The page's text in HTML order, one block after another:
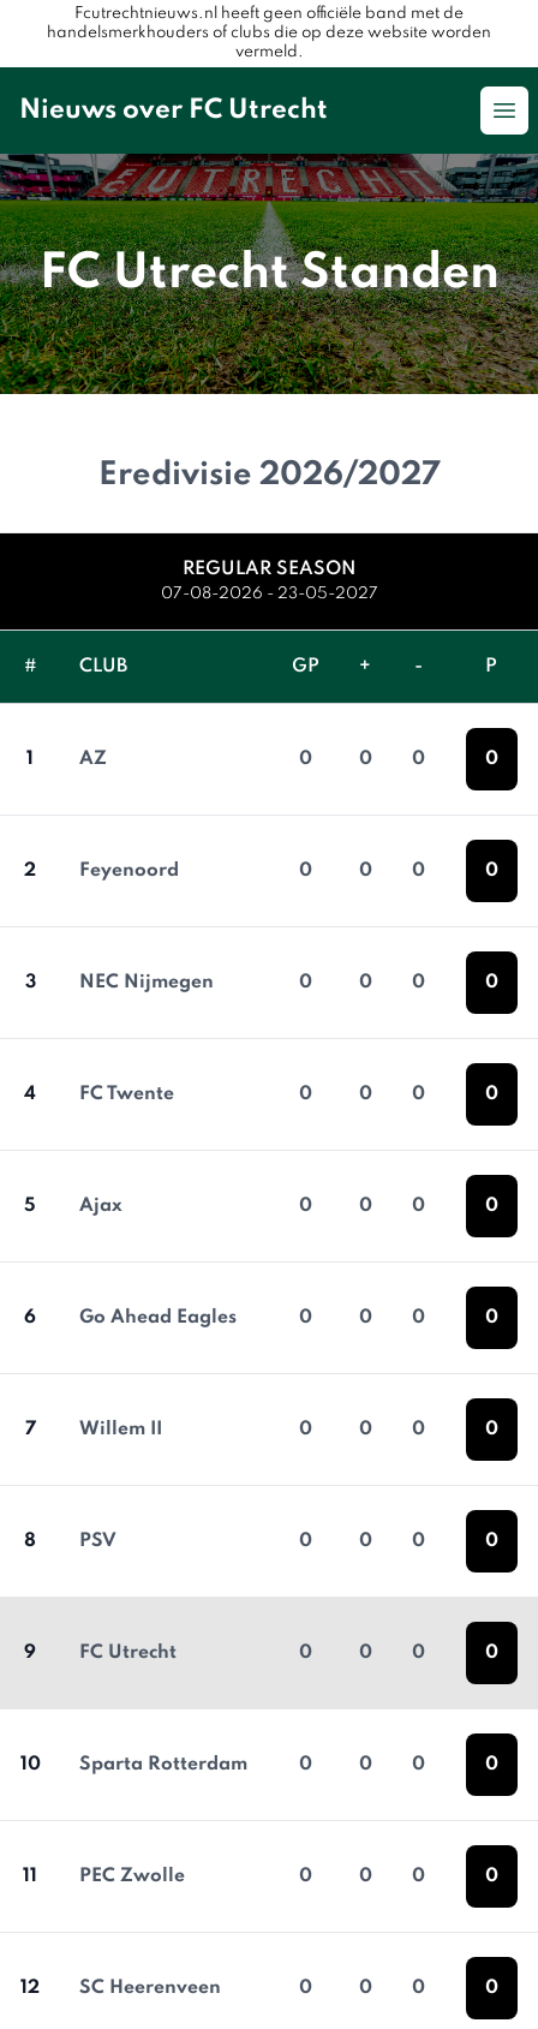
Fcutrechtnieuws.nl heeft geen officiële band met de
handelsmerkhouders of clubs die op deze website worden
vermeld.
Nieuws over FC Utrecht
FC Utrecht Standen
Eredivisie 2026/2027
REGULAR SEASON
07-08-2026 - 23-05-2027
# CLUB GP + - P
1 AZ 0 0 0 0
2 Feyenoord 0 0 0 0
3 NEC Nijmegen 0 0 0 0
4 FC Twente 0 0 0 0
5 Ajax 0 0 0 0
6 Go Ahead Eagles 0 0 0 0
7 Willem II 0 0 0 0
8 PSV 0 0 0 0
9 FC Utrecht 0 0 0 0
10 Sparta Rotterdam 0 0 0 0
11 PEC Zwolle 0 0 0 0
12 SC Heerenveen 0 0 0 0